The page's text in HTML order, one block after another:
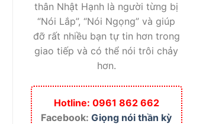
thân Nhật Hạnh là người từng bị
“Nói Lắp”, “Nói Ngọng” và giúp
đỡ rất nhiều bạn tự tin hơn trong
giao tiếp và có thể nói trôi chảy
hơn.
Hotline: 0961 862 662
Facebook:Giọng nói thần kỳ